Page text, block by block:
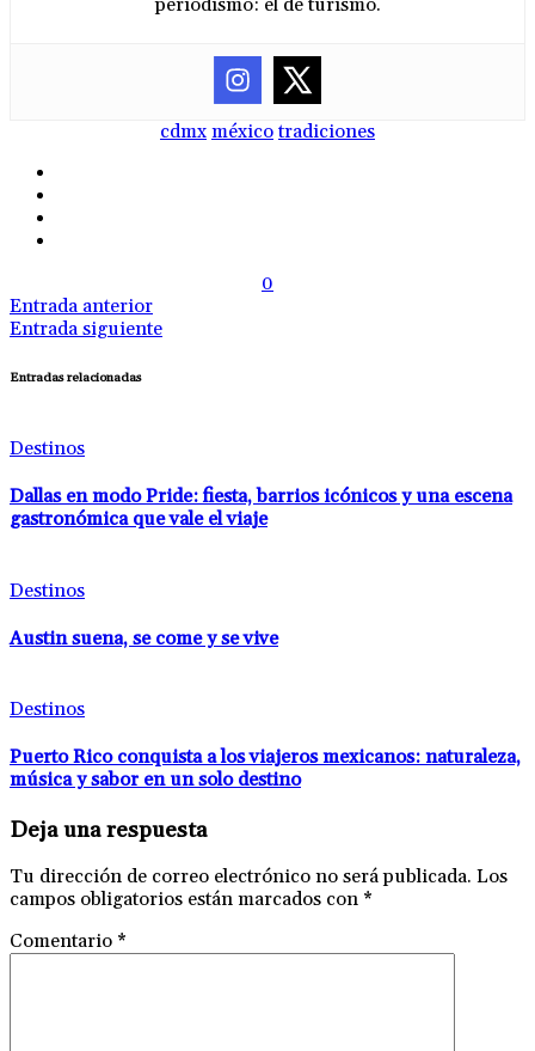
periodismo: el de turismo.
cdmx méxico tradiciones
0
Entrada anterior
Entrada siguiente
Entradas relacionadas
Destinos
Dallas en modo Pride: fiesta, barrios icónicos y una escena
gastronómica que vale el viaje
Destinos
Austin suena, se come y se vive
Destinos
Puerto Rico conquista a los viajeros mexicanos: naturaleza,
música y sabor en un solo destino
Deja una respuesta
Tu dirección de correo electrónico no será publicada. Los
campos obligatorios están marcados con *
Comentario *